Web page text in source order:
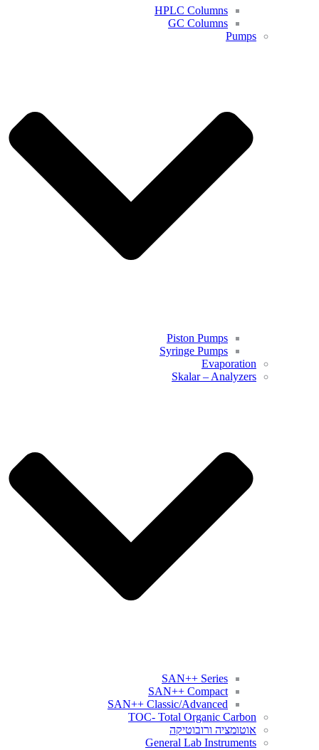
HPLC Columns
GC Columns
Pumps
Piston Pumps
Syringe Pumps
Evaporation
Skalar – Analyzers
SAN++ Series
SAN++ Compact
SAN++ Classic/Advanced
TOC- Total Organic Carbon
אוטומציה ורובוטיקה
General Lab Instruments